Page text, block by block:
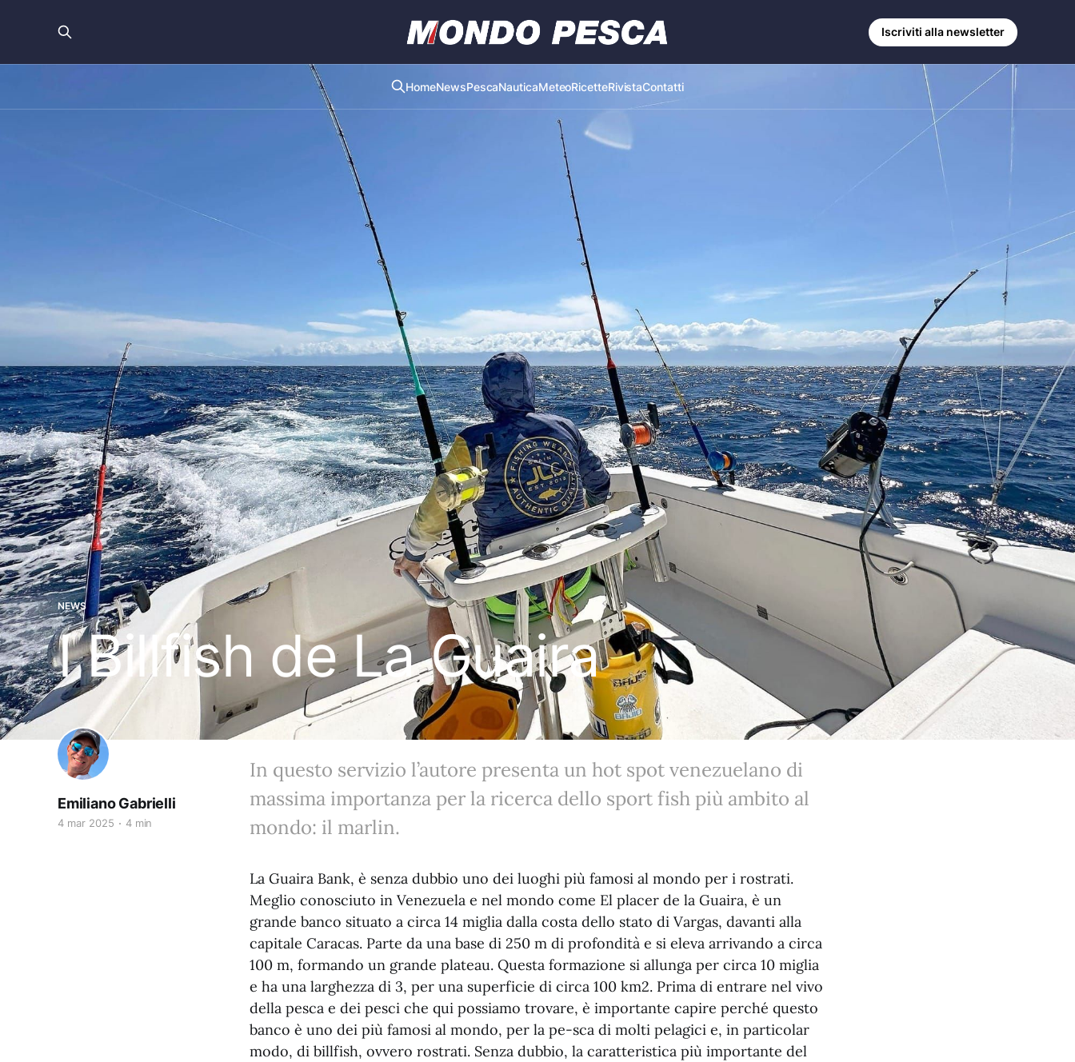
HomeNewsPescaNauticaMeteoRicetteRivistaContatti
Iscriviti alla newsletter
NEWS
I Billfish de La Guaira
Emiliano Gabrielli
4 mar 2025 4 min
In questo servizio l’autore presenta un hot spot venezuelano di
massima importanza per la ricerca dello sport fish più ambito al
mondo: il marlin.
La Guaira Bank, è senza dubbio uno dei luoghi più famosi al mondo per i rostrati.
Meglio conosciuto in Venezuela e nel mondo come El placer de la Guaira, è un
grande banco situato a circa 14 miglia dalla costa dello stato di Vargas, davanti alla
capitale Caracas. Parte da una base di 250 m di profondità e si eleva arrivando a circa
100 m, formando un grande plateau. Questa formazione si allunga per circa 10 miglia
e ha una larghezza di 3, per una superficie di circa 100 km2. Prima di entrare nel vivo
della pesca e dei pesci che qui possiamo trovare, è importante capire perché questo
banco è uno dei più famosi al mondo, per la pe-sca di molti pelagici e, in particolar
modo, di billfish, ovvero rostrati. Senza dubbio, la caratteristica più importante del